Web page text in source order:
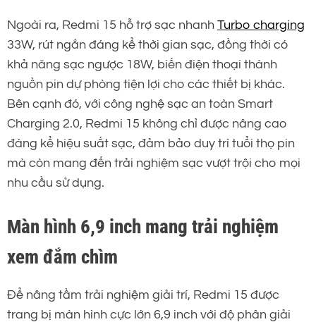
Ngoài ra, Redmi 15 hỗ trợ sạc nhanh Turbo charging
33W, rút ngắn đáng kể thời gian sạc, đồng thời có
khả năng sạc ngược 18W, biến điện thoại thành
nguồn pin dự phòng tiện lợi cho các thiết bị khác.
Bên cạnh đó, với công nghệ sạc an toàn Smart
Charging 2.0, Redmi 15 không chỉ được nâng cao
đáng kể hiệu suất sạc, đảm bảo duy trì tuổi thọ pin
mà còn mang đến trải nghiệm sạc vượt trội cho mọi
nhu cầu sử dụng.
Màn hình 6,9 inch mang trải nghiệm
xem đắm chìm
Để nâng tầm trải nghiệm giải trí, Redmi 15 được
trang bị màn hình cực lớn 6,9 inch với độ phân giải